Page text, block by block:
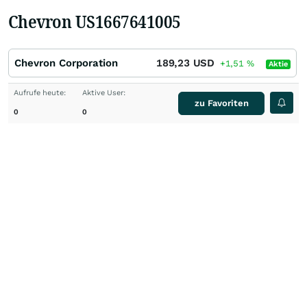
Chevron US1667641005
Chevron Corporation 189,23 USD +1,51 % Aktie
Aufrufe heute:
0
Aktive User:
0
zu Favoriten